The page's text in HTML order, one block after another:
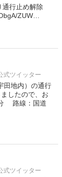
行止め解除
ZUW…
式ツイッター
田地内）の通行
したので、お
路線：国道
式ツイッター